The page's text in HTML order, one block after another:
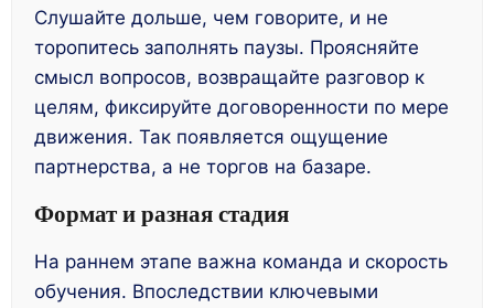
Слушайте дольше, чем говорите, и не
торопитесь заполнять паузы. Проясняйте
смысл вопросов, возвращайте разговор к
целям, фиксируйте договоренности по мере
движения. Так появляется ощущение
партнерства, а не торгов на базаре.
Формат и разная стадия
На раннем этапе важна команда и скорость
обучения. Впоследствии ключевыми